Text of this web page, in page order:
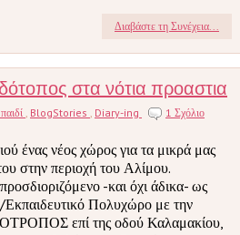
Διαβάστε τη Συνέχεια...
στα νότια προαστια
, BlogStories , Diary-ing 1 Σχόλιο
ένας νέος χώρος για τα μικρά μας
στην περιοχή του Αλίμου.
-και όχι άδικα- ως
Εκπαιδευτικό Πολυχώρο με την
επί της οδού Καλαμακίου,